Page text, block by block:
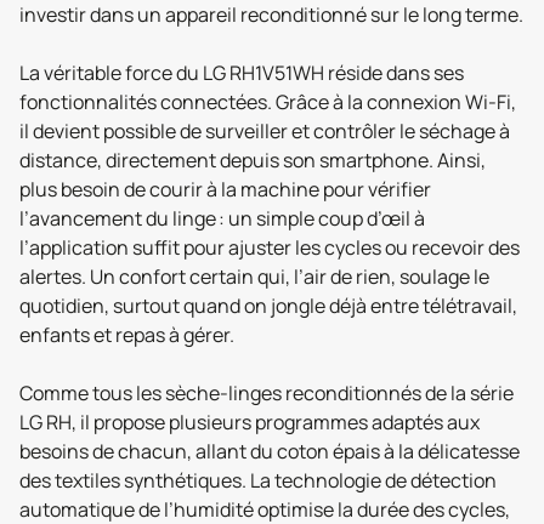
investir dans un appareil reconditionné sur le long terme.
La véritable force du LG RH1V51WH réside dans ses
fonctionnalités connectées. Grâce à la connexion Wi-Fi,
il devient possible de surveiller et contrôler le séchage à
distance, directement depuis son smartphone. Ainsi,
plus besoin de courir à la machine pour vérifier
l’avancement du linge : un simple coup d’œil à
l’application suffit pour ajuster les cycles ou recevoir des
alertes. Un confort certain qui, l’air de rien, soulage le
quotidien, surtout quand on jongle déjà entre télétravail,
enfants et repas à gérer.
Comme tous les sèche-linges reconditionnés de la série
LG RH, il propose plusieurs programmes adaptés aux
besoins de chacun, allant du coton épais à la délicatesse
des textiles synthétiques. La technologie de détection
automatique de l’humidité optimise la durée des cycles,